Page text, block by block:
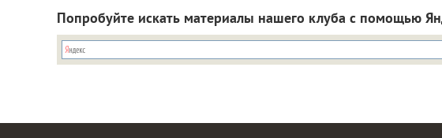
Попробуйте искать материалы нашего клуба с помощью